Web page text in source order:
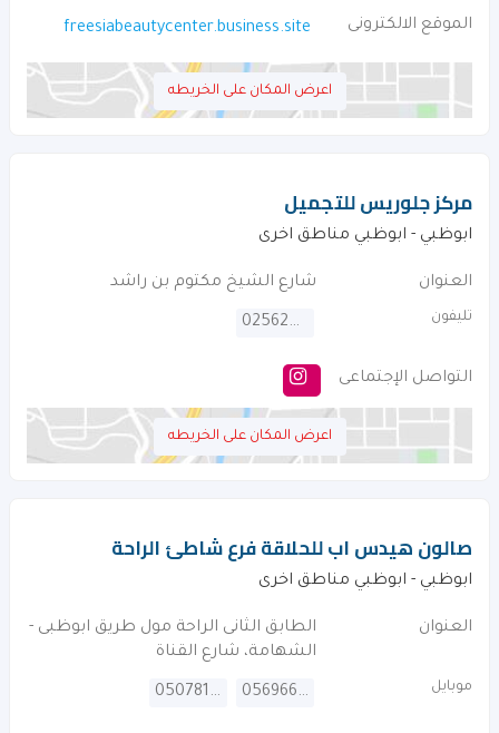
الموقع الالكترونى freesiabeautycenter.business.site
اعرض المكان على الخريطه
مركز جلوريس للتجميل
ابوظبي - ابوظبي مناطق اخرى
العنوان شارع الشيخ مكتوم بن راشد
تليفون 025620264
التواصل الإجتماعى
اعرض المكان على الخريطه
صالون هيدس اب للحلاقة فرع شاطئ الراحة
ابوظبي - ابوظبي مناطق اخرى
العنوان
الطابق الثانى الراحة مول طريق ابوظبى -
الشهامة، شارع القناة
موبايل 0569660110
0507810816